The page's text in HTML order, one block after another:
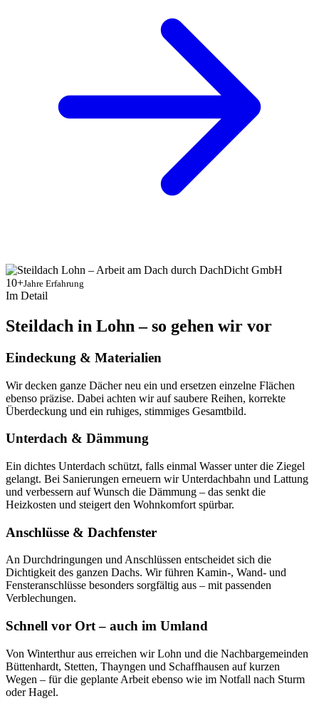
10+Jahre Erfahrung
Im Detail
Steildach in Lohn – so gehen wir vor
Eindeckung & Materialien
Wir decken ganze Dächer neu ein und ersetzen einzelne Flächen
ebenso präzise. Dabei achten wir auf saubere Reihen, korrekte
Überdeckung und ein ruhiges, stimmiges Gesamtbild.
Unterdach & Dämmung
Ein dichtes Unterdach schützt, falls einmal Wasser unter die Ziegel
gelangt. Bei Sanierungen erneuern wir Unterdachbahn und Lattung
und verbessern auf Wunsch die Dämmung – das senkt die
Heizkosten und steigert den Wohnkomfort spürbar.
Anschlüsse & Dachfenster
An Durchdringungen und Anschlüssen entscheidet sich die
Dichtigkeit des ganzen Dachs. Wir führen Kamin-, Wand- und
Fensteranschlüsse besonders sorgfältig aus – mit passenden
Verblechungen.
Schnell vor Ort – auch im Umland
Von Winterthur aus erreichen wir Lohn und die Nachbargemeinden
Büttenhardt, Stetten, Thayngen und Schaffhausen auf kurzen
Wegen – für die geplante Arbeit ebenso wie im Notfall nach Sturm
oder Hagel.